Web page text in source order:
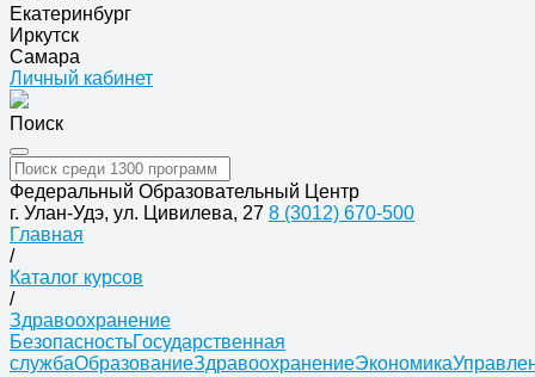
Екатеринбург
Иркутск
Самара
Личный кабинет
Поиск
Федеральный Образовательный Центр
г. Улан-Удэ, ул. Цивилева, 27 8 (3012) 670-500
Главная
/
Каталог курсов
/
Здравоохранение
БезопасностьГосударственная
службаОбразованиеЗдравоохранениеЭкономика